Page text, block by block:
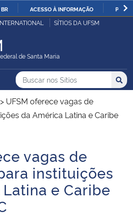
IR
ACESSO À INFORMAÇÃO
Pública
e Abastecimento
SÍTIOS DA UFSM
de Santa Maria
do Sítio
Busca
Buscar no nos Sítios
Busca:
> UFSM oferece vagas de
da América Latina e Caribe
vagas de
instituições
e Caribe